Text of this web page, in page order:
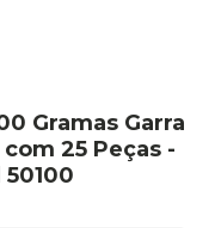
Gramas Garra
25 Peças -
50100